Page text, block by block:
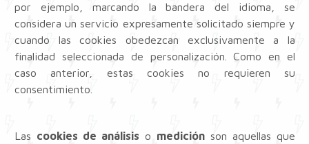
por ejemplo, marcando la bandera del idioma, se
considera un servicio expresamente solicitado siempre y
cuando las cookies obedezcan exclusivamente a la
finalidad seleccionada de personalización. Como en el
caso anterior, estas cookies no requieren su
consentimiento.
Las cookies de análisis o medición son aquellas que